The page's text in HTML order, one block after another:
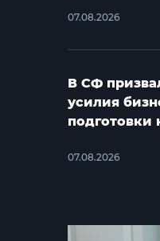
07.08.2026
В СФ
усилия
подготовки
07.08.2026